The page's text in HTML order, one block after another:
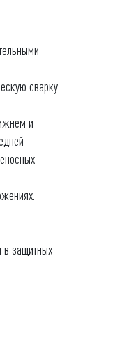
сварку
и
в защитных